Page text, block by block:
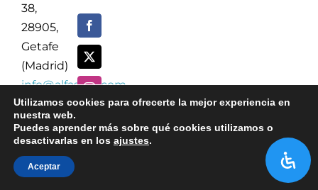
38,
28905,
Getafe
(Madrid)
info@alfasaac.com
623
964663
Utilizamos cookies para ofrecerte la mejor experiencia en
nuestra web.
Puedes aprender más sobre qué cookies utilizamos o
desactivarlas en los ajustes.
Aceptar